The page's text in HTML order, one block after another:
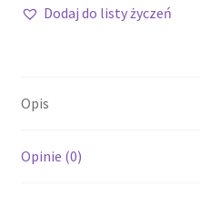
Dodaj do listy życzeń
Opis
Opinie (0)